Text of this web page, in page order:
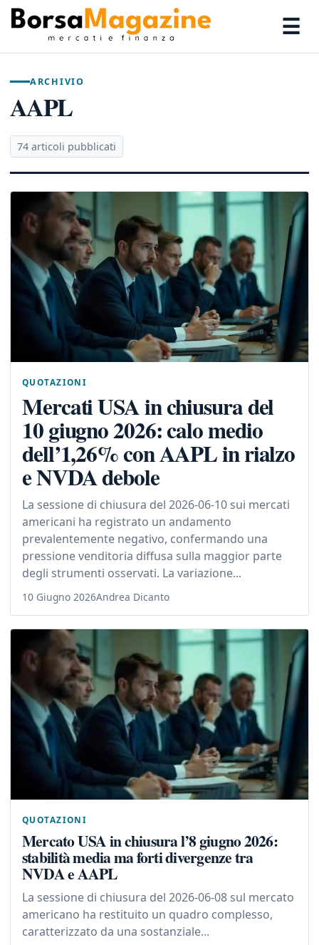
☰
ARCHIVIO
AAPL
74 articoli pubblicati
QUOTAZIONI
Mercati USA in chiusura del
10 giugno 2026: calo medio
dell’1,26% con AAPL in rialzo
e NVDA debole
La sessione di chiusura del 2026-06-10 sui mercati
americani ha registrato un andamento
prevalentemente negativo, confermando una
pressione venditoria diffusa sulla maggior parte
degli strumenti osservati. La variazione...
10 Giugno 2026Andrea Dicanto
QUOTAZIONI
Mercato USA in chiusura l’8 giugno 2026:
stabilità media ma forti divergenze tra
NVDA e AAPL
La sessione di chiusura del 2026-06-08 sul mercato
americano ha restituito un quadro complesso,
caratterizzato da una sostanziale...